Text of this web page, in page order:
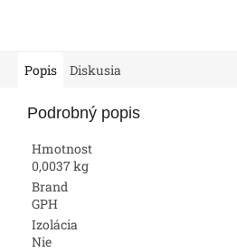
Popis Diskusia
Podrobný popis
Hmotnost
0,0037 kg
Brand
GPH
Izolácia
Nie